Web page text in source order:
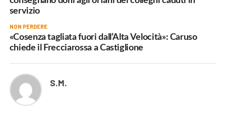
servizio
NON PERDERE
«Cosenza tagliata fuori dall’Alta Velocità»: Caruso
chiede il Frecciarossa a Castiglione
S.M.